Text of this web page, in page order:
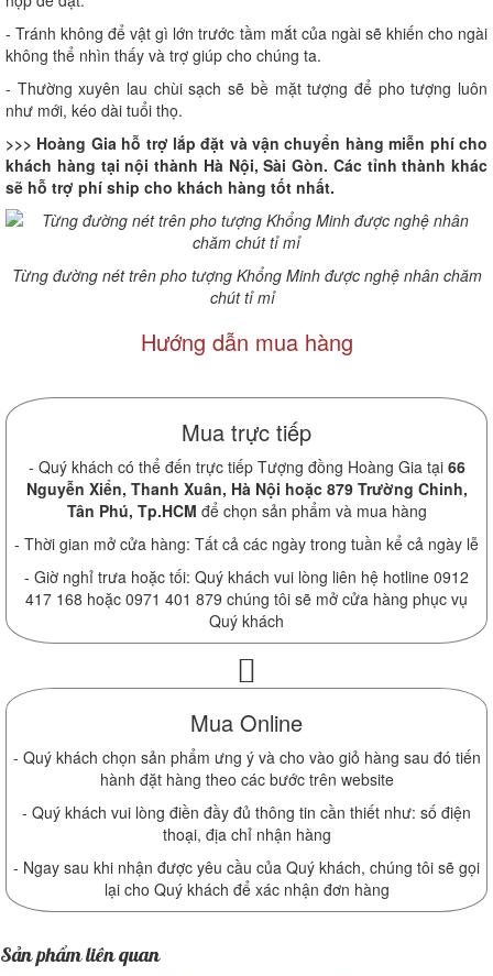
- Tránh không để vật gì lớn trước tầm mắt của ngài sẽ khiến cho ngài
không thể nhìn thấy và trợ giúp cho chúng ta.
- Thường xuyên lau chùi sạch sẽ bề mặt tượng để pho tượng luôn
như mới, kéo dài tuổi thọ.
>>> Hoàng Gia hỗ trợ lắp đặt và vận chuyển hàng miễn phí cho
khách hàng tại nội thành Hà Nội, Sài Gòn. Các tỉnh thành khác
sẽ hỗ trợ phí ship cho khách hàng tốt nhất.
Từng đường nét trên pho tượng Khổng Minh được nghệ nhân chăm
chút tỉ mỉ
Hướng dẫn mua hàng
Mua trực tiếp
- Quý khách có thể đến trực tiếp Tượng đồng Hoàng Gia tại 66
Nguyễn Xiển, Thanh Xuân, Hà Nội hoặc 879 Trường Chinh,
Tân Phú, Tp.HCM để chọn sản phẩm và mua hàng
- Thời gian mở cửa hàng: Tất cả các ngày trong tuần kể cả ngày lễ
- Giờ nghỉ trưa hoặc tối: Quý khách vui lòng liên hệ hotline 0912
417 168 hoặc 0971 401 879 chúng tôi sẽ mở cửa hàng phục vụ
Quý khách
Mua Online
- Quý khách chọn sản phẩm ưng ý và cho vào giỏ hàng sau đó tiến
hành đặt hàng theo các bước trên website
- Quý khách vui lòng điền đầy đủ thông tin cần thiết như: số điện
thoại, địa chỉ nhận hàng
- Ngay sau khi nhận được yêu cầu của Quý khách, chúng tôi sẽ gọi
lại cho Quý khách để xác nhận đơn hàng
Sản phẩm liên quan